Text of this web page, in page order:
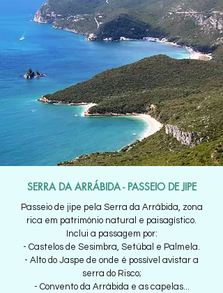
SERRA DA ARRÁBIDA - PASSEIO DE JIPE
Passeio de jipe pela Serra da Arrábida, zona
rica em património natural e paisagístico.
Inclui a passagem por:
- Castelos de Sesimbra, Setúbal e Palmela.
- Alto do Jaspe de onde é possível avistar a
serra do Risco;
- Convento da Arrábida e as capelas...